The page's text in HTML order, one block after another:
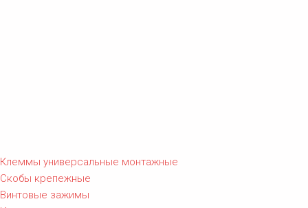
Клеммы универсальные монтажные
Скобы крепежные
Винтовые зажимы